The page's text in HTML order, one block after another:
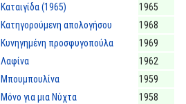
Καταιγίδα (1965)
1965
Κατηγορούμενη απολογήσου
1968
Κυνηγημένη προσφυγοπούλα
1969
Λαφίνα
1962
Μπουμπουλίνα
1959
Μόνο για μια Νύχτα
1958